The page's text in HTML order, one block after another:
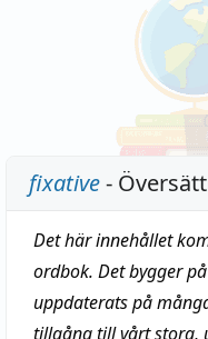
fixative-
Det här innehållet
ordbok. Det bygger
uppdaterats på
tillgång till vårt stora,